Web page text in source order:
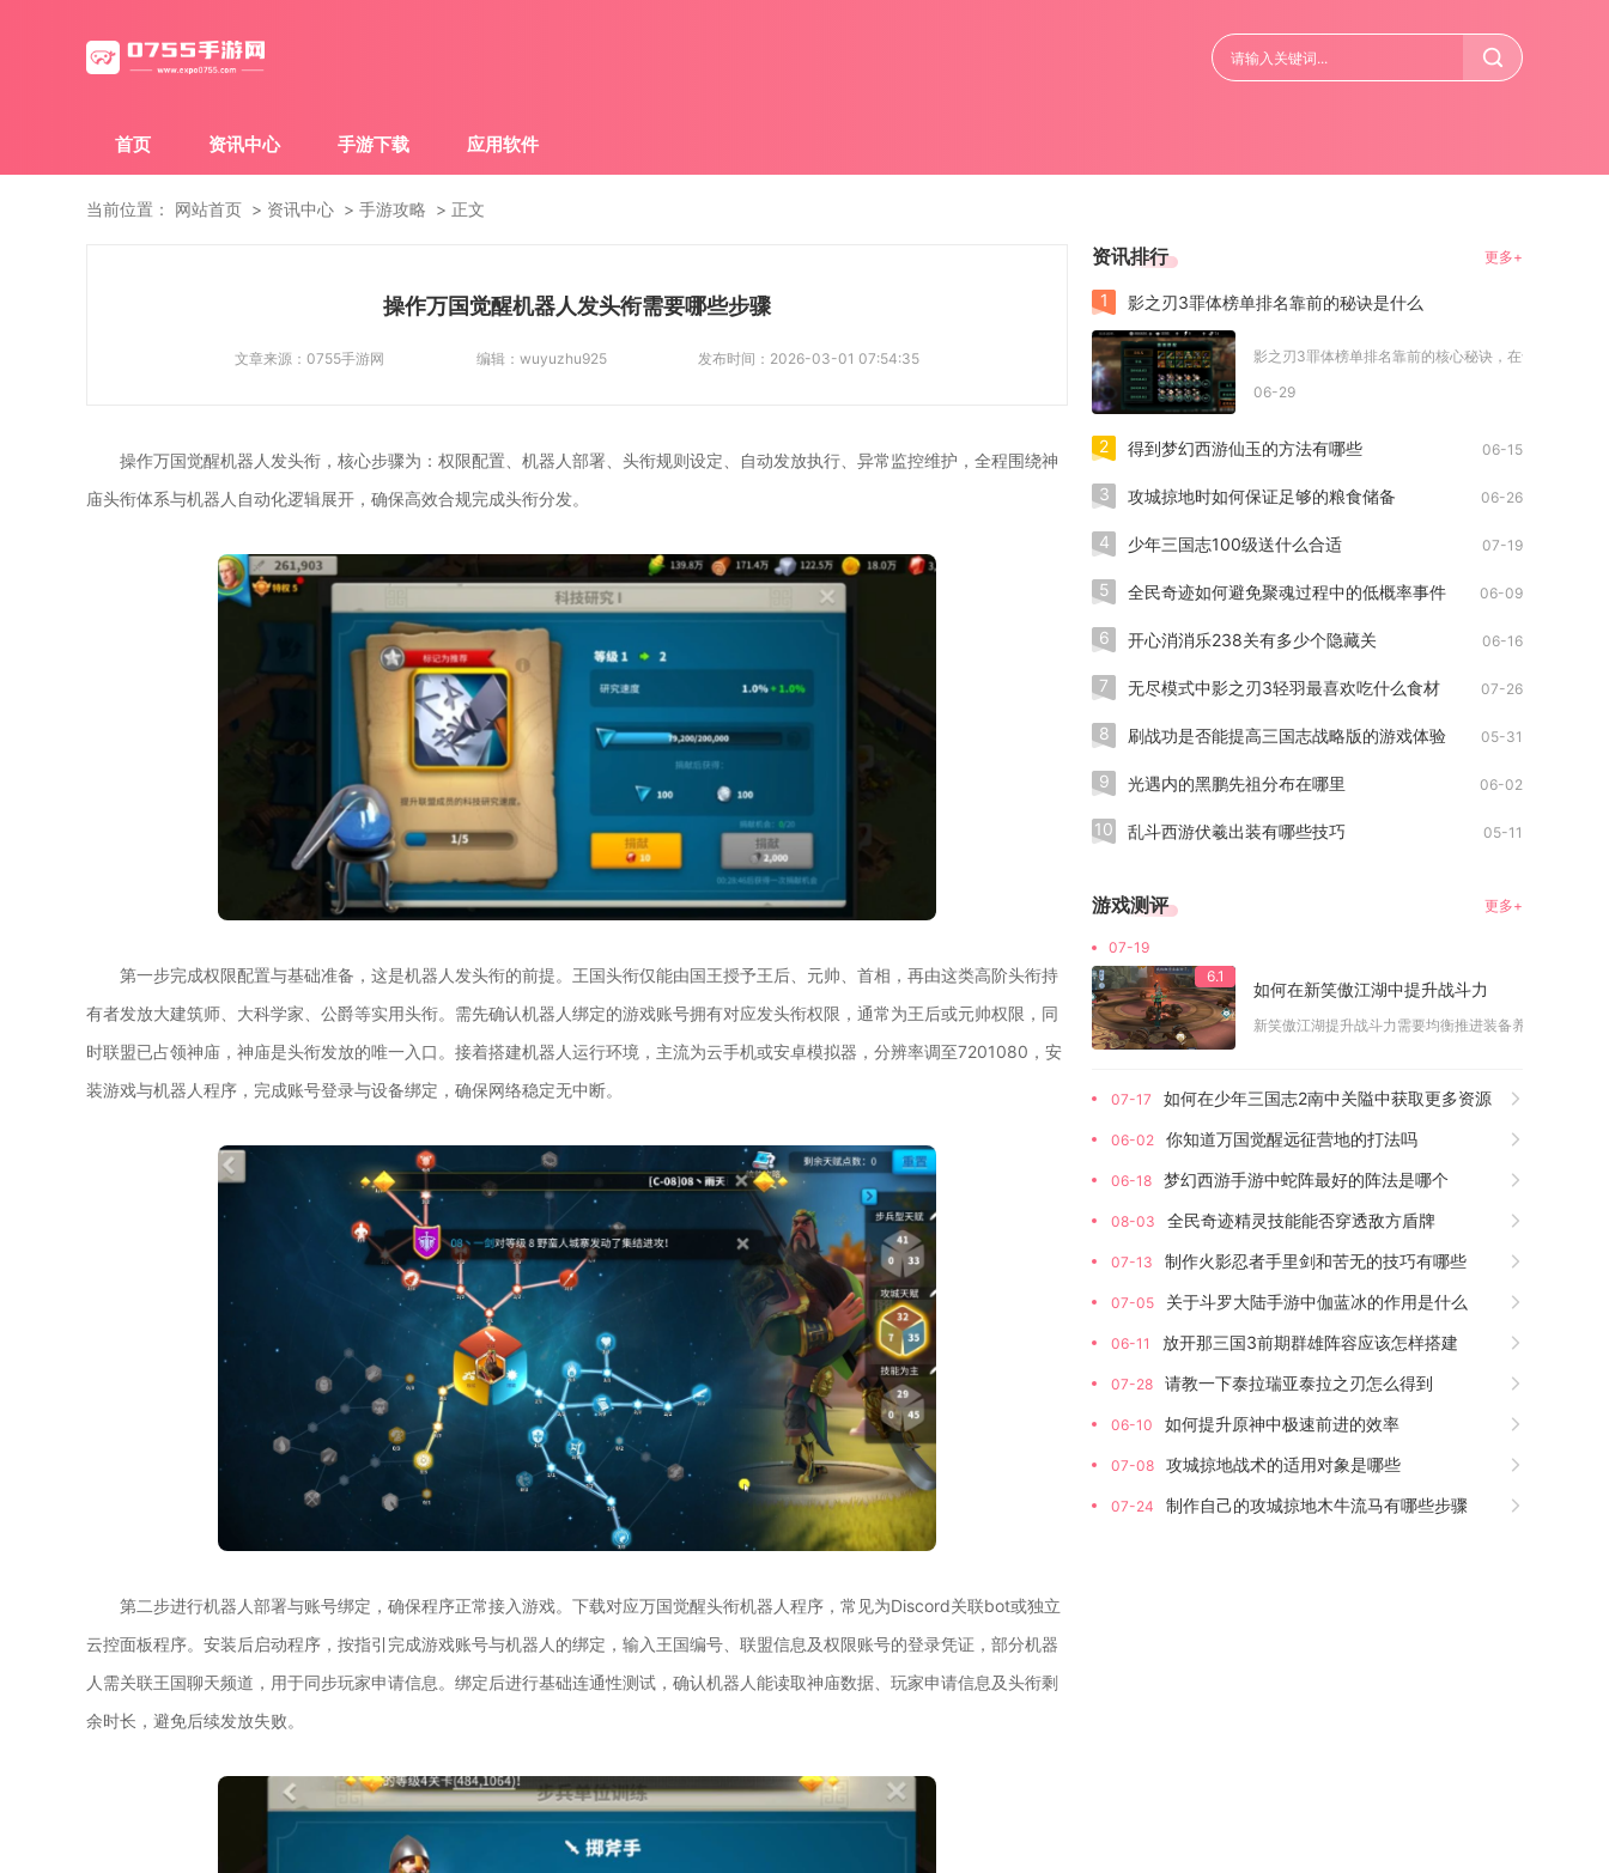
首页 资讯中心 手游下载 应用软件
当前位置： 网站首页 资讯中心 手游攻略 正文
操作万国觉醒机器人发头衔需要哪些步骤
文章来源： 0755手游网 编辑： wuyuzhu925 发布时间： 2026-03-01 07:54:35
操作万国觉醒机器人发头衔，核心步骤为：权限配置、机器人部署、头衔规则设定、自动发放执行、异常监控维护，全程围绕神
庙头衔体系与机器人自动化逻辑展开，确保高效合规完成头衔分发。
第一步完成权限配置与基础准备，这是机器人发头衔的前提。王国头衔仅能由国王授予王后、元帅、首相，再由这类高阶头衔持
有者发放大建筑师、大科学家、公爵等实用头衔。需先确认机器人绑定的游戏账号拥有对应发头衔权限，通常为王后或元帅权限，同
时联盟已占领神庙，神庙是头衔发放的唯一入口。接着搭建机器人运行环境，主流为云手机或安卓模拟器，分辨率调至7201080，安
装游戏与机器人程序，完成账号登录与设备绑定，确保网络稳定无中断。
第二步进行机器人部署与账号绑定，确保程序正常接入游戏。下载对应万国觉醒头衔机器人程序，常见为Discord关联bot或独立
云控面板程序。安装后启动程序，按指引完成游戏账号与机器人的绑定，输入王国编号、联盟信息及权限账号的登录凭证，部分机器
人需关联王国聊天频道，用于同步玩家申请信息。绑定后进行基础连通性测试，确认机器人能读取神庙数据、玩家申请信息及头衔剩
余时长，避免后续发放失败。
资讯排行 更多+
1 影之刃3罪体榜单排名靠前的秘诀是什么
影之刃3罪体榜单排名靠前的核心秘诀，在于卡分机制
06-29
2 得到梦幻西游仙玉的方法有哪些 06-15
3 攻城掠地时如何保证足够的粮食储备 06-26
4 少年三国志100级送什么合适 07-19
5 全民奇迹如何避免聚魂过程中的低概率事件 06-09
6 开心消消乐238关有多少个隐藏关 06-16
7 无尽模式中影之刃3轻羽最喜欢吃什么食材 07-26
8 刷战功是否能提高三国志战略版的游戏体验 05-31
9 光遇内的黑鹏先祖分布在哪里 06-02
10 乱斗西游伏羲出装有哪些技巧 05-11
游戏测评 更多+
07-19
6.1
如何在新笑傲江湖中提升战斗力
新笑傲江湖提升战斗力需要均衡推进装备养成、内功经
07-17 如何在少年三国志2南中关隘中获取更多资源
06-02 你知道万国觉醒远征营地的打法吗
06-18 梦幻西游手游中蛇阵最好的阵法是哪个
08-03 全民奇迹精灵技能能否穿透敌方盾牌
07-13 制作火影忍者手里剑和苦无的技巧有哪些
07-05 关于斗罗大陆手游中伽蓝冰的作用是什么
06-11 放开那三国3前期群雄阵容应该怎样搭建
07-28 请教一下泰拉瑞亚泰拉之刃怎么得到
06-10 如何提升原神中极速前进的效率
07-08 攻城掠地战术的适用对象是哪些
07-24 制作自己的攻城掠地木牛流马有哪些步骤